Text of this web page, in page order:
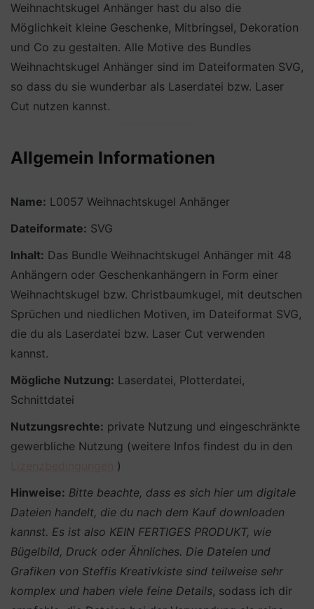
Weihnachtskugel Anhänger hast du also die
Möglichkeit kleine Geschenke, Mitbringsel, Dekoration
und Co zu gestalten. Alle Motive des Bundles
Weihnachtskugel Anhänger sind im Dateiformaten SVG,
so dass du sie wunderbar als Laserdatei bzw. Laser
Cut nutzen kannst.
Allgemein Informationen
Name: L0057 Weihnachtskugel Anhänger
Dateiformate: SVG
Inhalt: Das Bundle Weihnachtskugel Anhänger mit 48
Anhängern oder Geschenkanhängern in Form einer
Weihnachtskugel bzw. Christbaumkugel, mit deutschen
Sprüchen und niedlichen Motiven, im Dateiformat SVG,
die du als Laserdatei bzw. Laser Cut verwenden
kannst.
Mögliche Nutzung: Laserdatei, Plotterdatei,
Schnittdatei
Nutzungsrechte: private Nutzung und eingeschränkte
gewerbliche Nutzung (weitere Infos findest du in den
)
Hinweise: Bitte beachte, dass es sich hier um digitale
Dateien handelt, die du nach dem Kauf downloaden
kannst. Es ist also KEIN FERTIGES PRODUKT, wie
Bügelbild, Druck oder Ähnliches. Die Dateien und
Grafiken von Steffis Kreativkiste sind teilweise sehr
komplex und haben viele feine Details, sodass ich dir